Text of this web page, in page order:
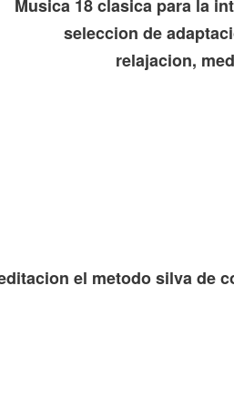
Musica 18 clasica para la
seleccion de
relajacion,
el metodo silva de